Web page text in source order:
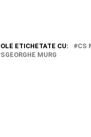
ETICHETATE CU: CS
SGEORGHE MURG